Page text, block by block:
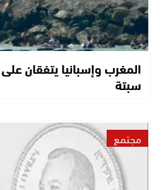
المغرب وإسبانيا يتفقان
سبتة
مجتمع